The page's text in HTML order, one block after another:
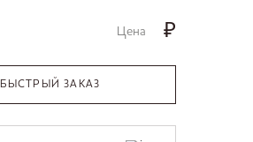
Цена ₽
БЫСТРЫЙ ЗАКАЗ